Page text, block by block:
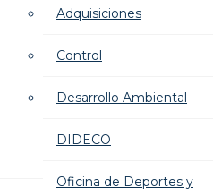
Adquisiciones
Control
Desarrollo Ambiental
DIDECO
Oficina de Deportes y